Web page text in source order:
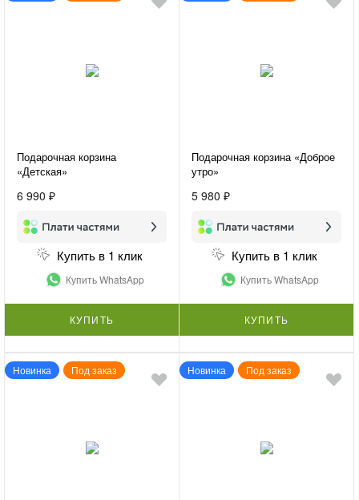
Подарочная корзина
«Детская»
6 990 ₽
Купить в 1 клик
Купить WhatsApp
КУПИТЬ
Подарочная корзина «Доброе
утро»
5 980 ₽
Купить в 1 клик
Купить WhatsApp
КУПИТЬ
Новинка Под заказ Новинка Под заказ